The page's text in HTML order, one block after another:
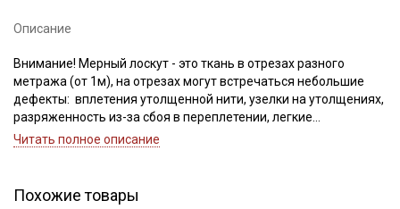
Описание
Внимание! Мерный лоскут - это ткань в отрезах разного
метража (от 1м), на отрезах могут встречаться небольшие
дефекты: вплетения утолщенной нити, узелки на утолщениях,
разряженность из-за сбоя в переплетении, легкие
загрязнения вдоль кромки и на расстоянии до 5см от кромки,
менеджер для дополнительного согласования. В
Читать полное описание
Похожие товары
промокоды и скидки до 30% на узкие
Электронная почта